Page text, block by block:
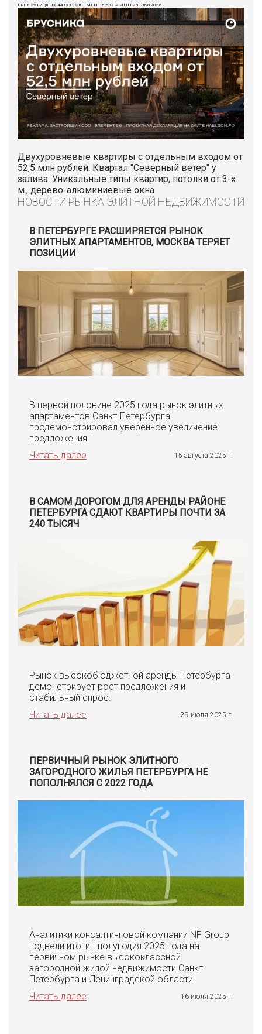
ERID: 2VTZQXQDG4A ООО «ЭЛЕМЕНТ 5,6 СЗ» ИНН:7813682056
Двухуровневые квартиры с отдельным входом от
52,5 млн рублей. Квартал "Северный ветер" у
залива. Уникальные типы квартир, потолки от 3-х
м., дерево-алюминиевые окна
НОВОСТИ РЫНКА ЭЛИТНОЙ НЕДВИЖИМОСТИ
В ПЕТЕРБУРГЕ РАСШИРЯЕТСЯ РЫНОК
ЭЛИТНЫХ АПАРТАМЕНТОВ, МОСКВА ТЕРЯЕТ
ПОЗИЦИИ
В первой половине 2025 года рынок элитных
апартаментов Санкт-Петербурга
продемонстрировал уверенное увеличение
предложения.
Читать далее
15 августа 2025 г.
В САМОМ ДОРОГОМ ДЛЯ АРЕНДЫ РАЙОНЕ
ПЕТЕРБУРГА СДАЮТ КВАРТИРЫ ПОЧТИ ЗА
240 ТЫСЯЧ
Рынок высокобюджетной аренды Петербурга
демонстрирует рост предложения и
стабильный спрос.
Читать далее
29 июля 2025 г.
ПЕРВИЧНЫЙ РЫНОК ЭЛИТНОГО
ЗАГОРОДНОГО ЖИЛЬЯ ПЕТЕРБУРГА НЕ
ПОПОЛНЯЛСЯ С 2022 ГОДА
Аналитики консалтинговой компании NF Group
подвели итоги I полугодия 2025 года на
первичном рынке высококлассной
загородной жилой недвижимости Санкт-
Петербурга и Ленинградской области.
Читать далее
16 июля 2025 г.